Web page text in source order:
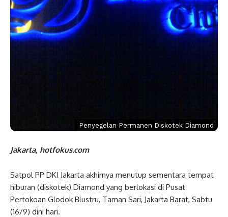
Penyegelan Permanen Diskotek Diamond
Jakarta, hotfokus.com
Satpol PP DKI Jakarta akhirnya menutup sementara tempat
hiburan (diskotek) Diamond yang berlokasi di Pusat
Pertokoan Glodok Blustru, Taman Sari, Jakarta Barat, Sabtu
(16/9) dini hari.